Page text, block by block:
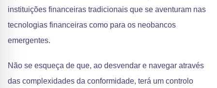
instituições financeiras tradicionais que se aventuram nas
tecnologias financeiras como para os neobancos
emergentes.
Não se esqueça de que, ao desvendar e navegar através
das complexidades da conformidade, terá um controlo